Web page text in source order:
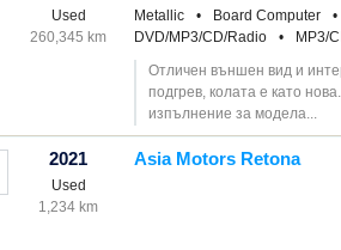
Used
260,345 km
Metallic • Board Computer
•
DVD/MP3/CD/Radio
•
MP3/
Отличен външен вид и
подгрев, колата е като
изпълнение за модела...
2021
Used
1,234 km
Asia Motors Retona